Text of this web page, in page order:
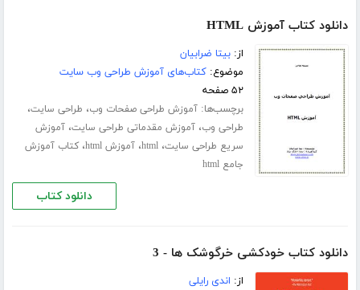
دانلود کتاب آموزش HTML
از:بیتا ضرابیان
موضوع:کتاب‌های آموزش طراحی وب سایت
۵۲ صفحه
برچسب‌ها:آموزش طراحی صفحات وب، طراحی سایت،
طراحی وب،آموزش مقدماتی طراحی سایت،آموزش
سریع طراحی سایت،html،آموزش html ،کتاب آموزش
جامع html
دانلود کتاب
دانلود کتاب خودکشی خرگوشک ها - 3
از: اندی رایلی